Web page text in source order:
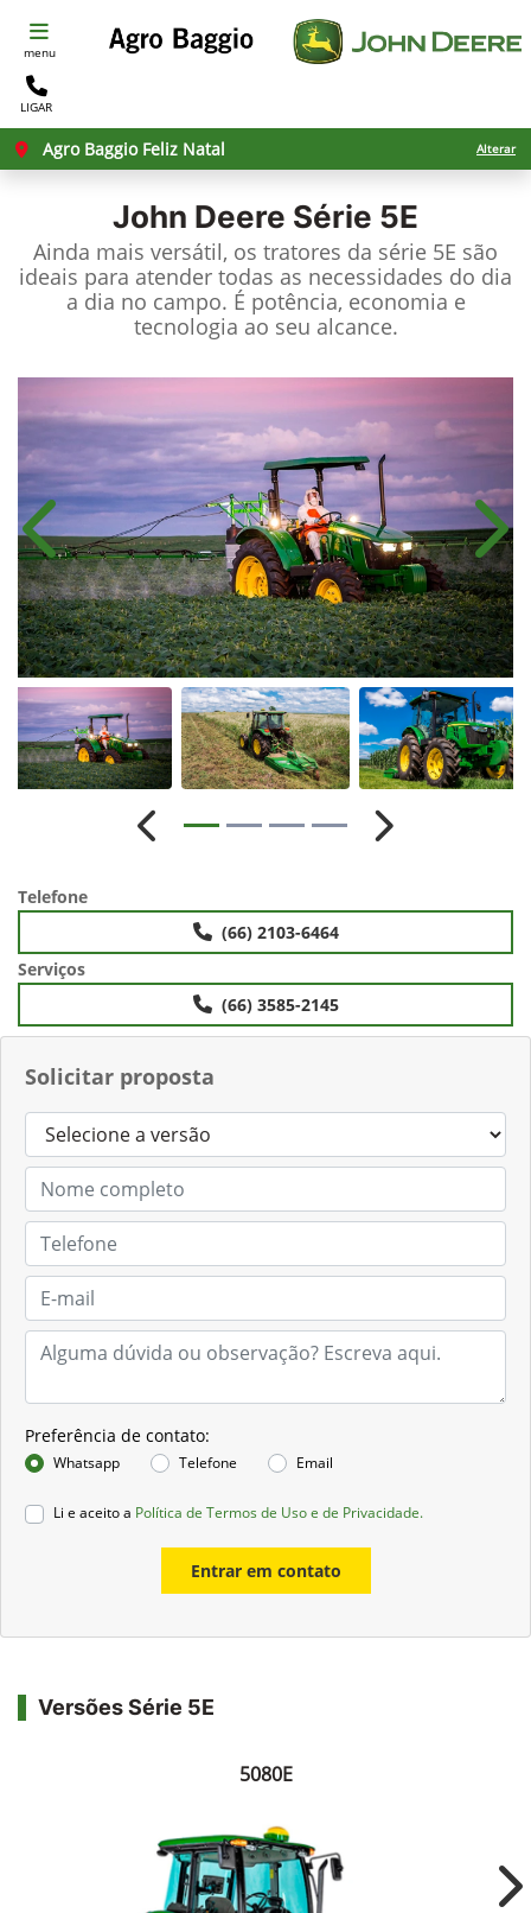
menu
LIGAR
Agro Baggio Feliz Natal Alterar
John Deere Série 5E
Ainda mais versátil, os tratores da série 5E são
ideais para atender todas as necessidades do dia
a dia no campo. É potência, economia e
tecnologia ao seu alcance.
Solicitar proposta
Preferência de contato:
Whatsapp Telefone Email
Li e aceito a Política de Termos de Uso e de Privacidade.
Entrar em contato
Anterior
Anterior Próximo
Telefone
(66) 2103-6464
Serviços
(66) 3585-2145
Versões Série 5E
5080E